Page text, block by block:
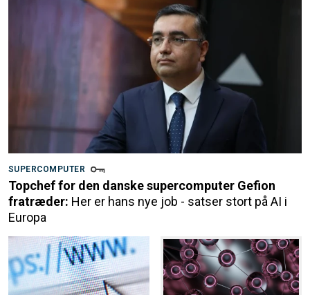
SUPERCOMPUTER
Topchef for den danske supercomputer Gefion
fratræder: Her er hans nye job - satser stort på AI i
Europa